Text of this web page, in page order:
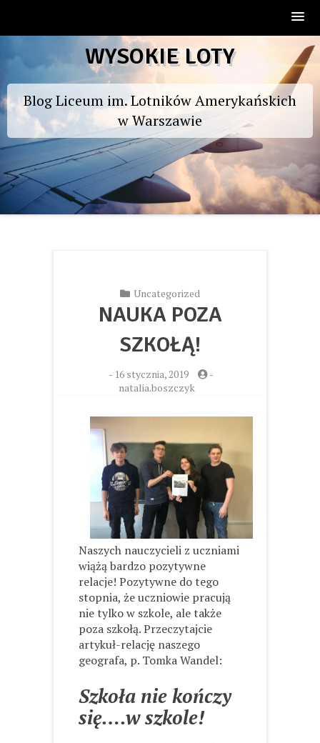
to
WYSOKIE LOTY
Blog Liceum im. Lotników Amerykańskich
w Warszawie
Uncategorized
NAUKA POZA
SZKOŁĄ!
- 16 stycznia, 2019
-
natalia.boszczyk
Naszych nauczycieli z uczniami
wiążą bardzo pozytywne
relacje! Pozytywne do tego
stopnia, że uczniowie pracują
nie tylko w szkole, ale także
poza szkołą. Przeczytajcie
artykuł-relację naszego
geografa, p. Tomka Wandel:
Szkoła nie kończy
się….w szkole!